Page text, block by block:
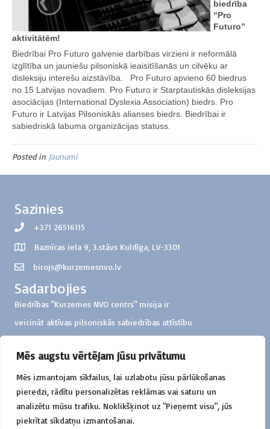
Mēs augstu vērtējam jūsu privātumu
Mēs izmantojam sīkfailus, lai uzlabotu jūsu pārlūkošanas
pieredzi, rādītu personalizētas reklāmas vai saturu un
analizētu mūsu trafiku. Noklikšķinot uz "Pieņemt visu", jūs
piekrītat sīkdatņu izmantošanai.
biedrība
“Pro
Futuro”
aktivitātēm!
Biedrībai Pro Futuro galvenie darbības virzieni ir neformālā
izglītība un jauniešu pilsoniskā ieaisitīšanās un cilvēku ar
disleksiju interešu aizstāvība.
Pro Futuro apvieno 60 biedrus
no 15 Latvijas novadiem. Pro Futuro ir Starptautiskās disleksijas
asociācijas (International Dyslexia Association) biedrs. Pro
Futuro ir Latvijas Pilsoniskās alianses biedrs. Biedrībai ir
sabiedriskā labuma organizācijas statuss.
Posted in Jaunumi
Sazinies
+371 26516115
Baznīcas iela 9, 3.stāvs Kuldīga, LV-3301
birojs@kurzemesnvo.lv
Sadarbojies
Biedrības "Kurzemes NVO centrs" misija ir
veicināt aktīvas pilsoniskās sabiedrības attīstību
Ziedo
Biedrība "Kurzemes NVO centrs"
Konts: LV57HABA0551000326851
Mērķis: ziedojums darbības atbalstam